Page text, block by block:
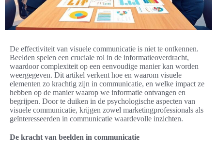
De effectiviteit van visuele communicatie is niet te ontkennen.
Beelden spelen een cruciale rol in de informatieoverdracht,
waardoor complexiteit op een eenvoudige manier kan worden
weergegeven. Dit artikel verkent hoe en waarom visuele
elementen zo krachtig zijn in communicatie, en welke impact ze
hebben op de manier waarop we informatie ontvangen en
begrijpen. Door te duiken in de psychologische aspecten van
visuele communicatie, krijgen zowel marketingprofessionals als
geïnteresseerden in communicatie waardevolle inzichten.
De kracht van beelden in communicatie